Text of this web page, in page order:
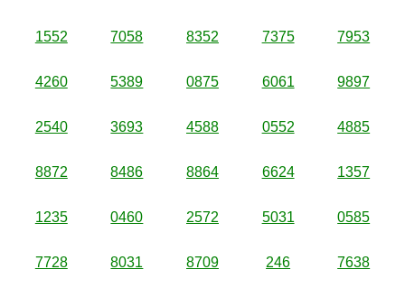
1552 7058 8352 7375 7953
4260 5389 0875 6061 9897
2540 3693 4588 0552 4885
8872 8486 8864 6624 1357
1235 0460 2572 5031 0585
7728 8031 8709 246 7638